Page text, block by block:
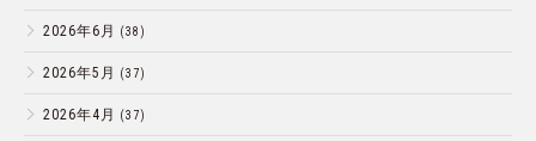
2026年6月 (38)
2026年5月 (37)
2026年4月 (37)